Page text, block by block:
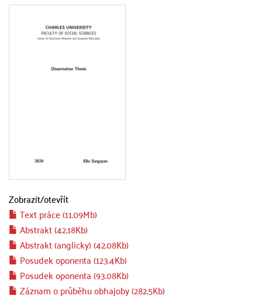
Zobrazit/otevřít
Text práce (11.09Mb)
Abstrakt (42.18Kb)
Abstrakt (anglicky) (42.08Kb)
Posudek oponenta (123.4Kb)
Posudek oponenta (93.08Kb)
Záznam o průběhu obhajoby (282.5Kb)